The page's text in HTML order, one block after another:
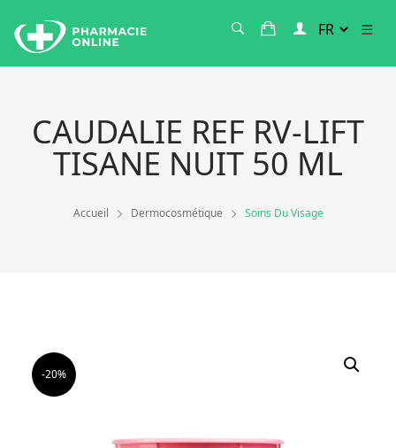
CAUDALIE REF RV-LIFT
TISANE NUIT 50 ML
Accueil Dermocosmétique Soins Du Visage
-20%